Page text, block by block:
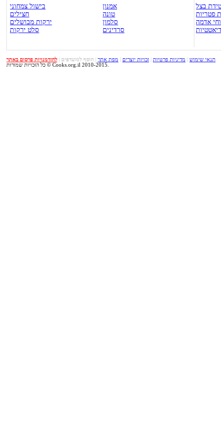
בישול צמחוני
חצילים
ירקות מבושלים
סלט ירקות
אמנון
טונה
סלמון
סרדינים
בצל
פטריות
אדמה
תנאי שימוש מדיניות פרטיות זכויות יוצרים מפת אתר הוסף למועדפים
להזדמנויות פרסום באתר
כל הזכויות שמורות © Cooks.org.il 2010-2015.